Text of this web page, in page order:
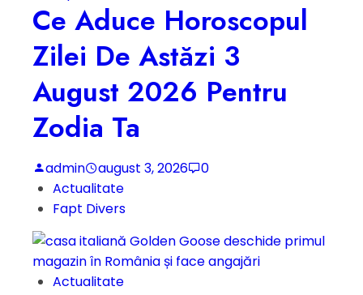
Ce Aduce Horoscopul
Zilei De Astăzi 3
August 2026 Pentru
Zodia Ta
admin august 3, 2026
0
Actualitate
Fapt Divers
Actualitate